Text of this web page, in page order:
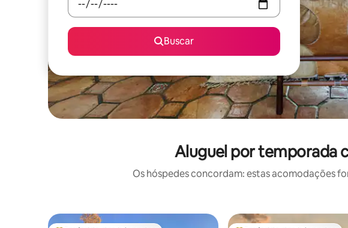
Buscar
Aluguel por temporada
Os hóspedes concordam: estas acomodações